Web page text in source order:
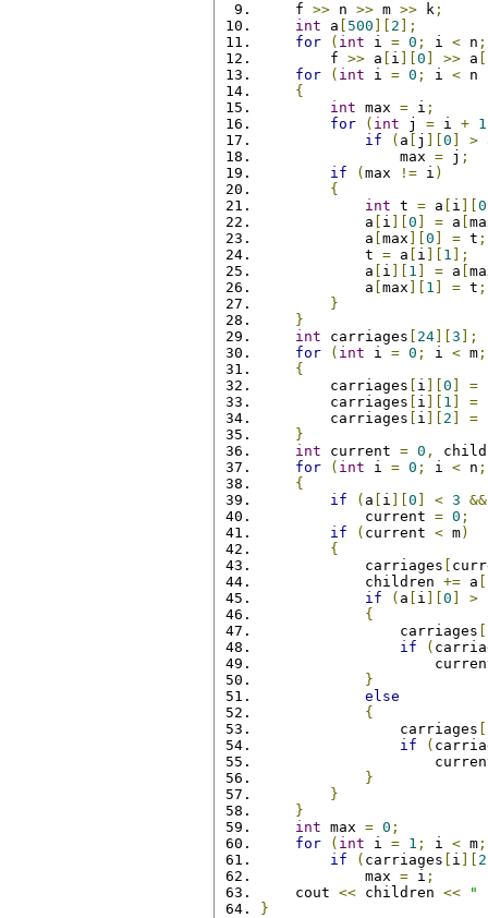
    f
>> n >> m >> k ;
int a 500 2 ];
for
( int i = 0 ; i < n ;
        f
>> a i 0 >> a
for
( int i = 0 ; i < n
{
int max = i ;
for
( int j = i + 1
if
( a j 0 >
                max
= j ;
if
( max != i )
{
int t = a i 0
            a
i 0 = a
            a
max 0 = t ;
            t
= a i 1 ];
            a
i 1 = a
            a
max 1 = t ;
}
}
int carriages 24 3 ];
for
( int i = 0 ; i < m ;
{
        carriages
i 0 =
        carriages
i 1 =
        carriages
i 2 =
}
int current = 0 ,
for
( int i = 0 ; i < n ;
{
if
( a i 0 < 3 &&
            current
= 0 ;
if
( current < m)
{
            carriages
            children
+= a
if
( a i 0 >
{
                carriages
if
(
}
else
{
                carriages
if
(
}
}
}
int max = 0 ;
for
( int i = 1 ; i < m ;
if
( carriages i 2
            max
= i ;
    cout
<< children <<
"
}